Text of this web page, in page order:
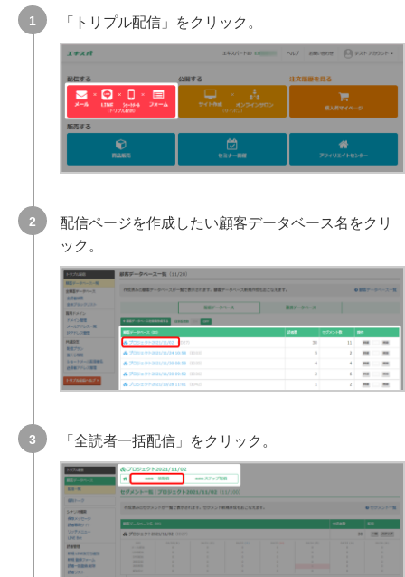
「トリプル配信」をクリック。
配信ページを作成したい顧客データベース名をクリ
ック。
「全読者一括配信」をクリック。